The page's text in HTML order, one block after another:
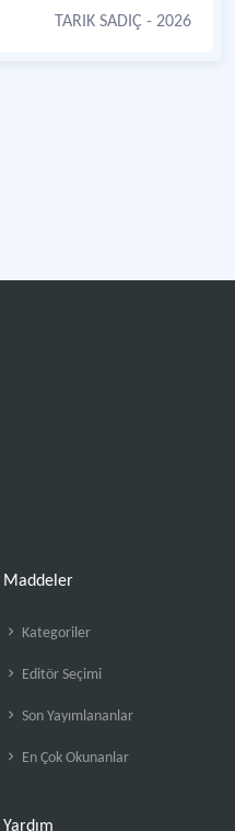
TARIK SADIÇ - 2026
Maddeler
Kategoriler
Editör Seçimi
Son Yayımlananlar
En Çok Okunanlar
Yardım